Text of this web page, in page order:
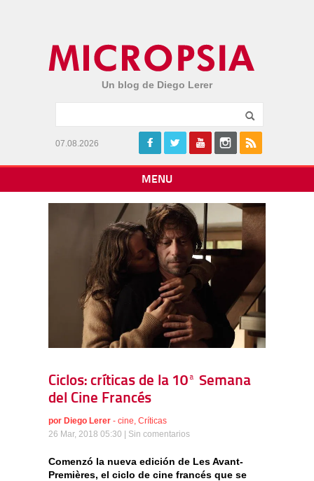
Un blog de Diego Lerer
07.08.2026
MENU
Ciclos: críticas de la 10ª Semana
del Cine Francés
por Diego Lerer - cine Críticas
26 Mar, 2018 05:30 | Sin comentarios
Comenzó la nueva edición de Les Avant-
Premières, el ciclo de cine francés que se